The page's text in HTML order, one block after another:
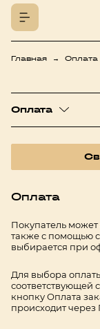
Главная Оплата
Оплата
Оплата
Покупатель
также с помощью
выбирается при
Для выбора
соответствующей
кнопку Оплата
происходит